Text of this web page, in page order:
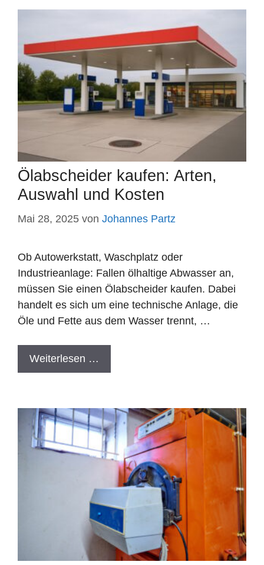
Ölabscheider kaufen: Arten,
Auswahl und Kosten
Mai 28, 2025 von Johannes Partz
Ob Autowerkstatt, Waschplatz oder
Industrieanlage: Fallen ölhaltige Abwasser an,
müssen Sie einen Ölabscheider kaufen. Dabei
handelt es sich um eine technische Anlage, die
Öle und Fette aus dem Wasser trennt, …
Weiterlesen …